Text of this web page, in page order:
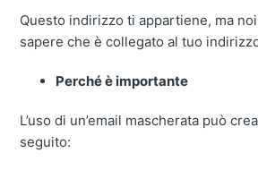
Questo indirizzo ti appartiene, ma
sapere che è collegato al tuo
Perché è importante
L’uso di un’email mascherata può
seguito: